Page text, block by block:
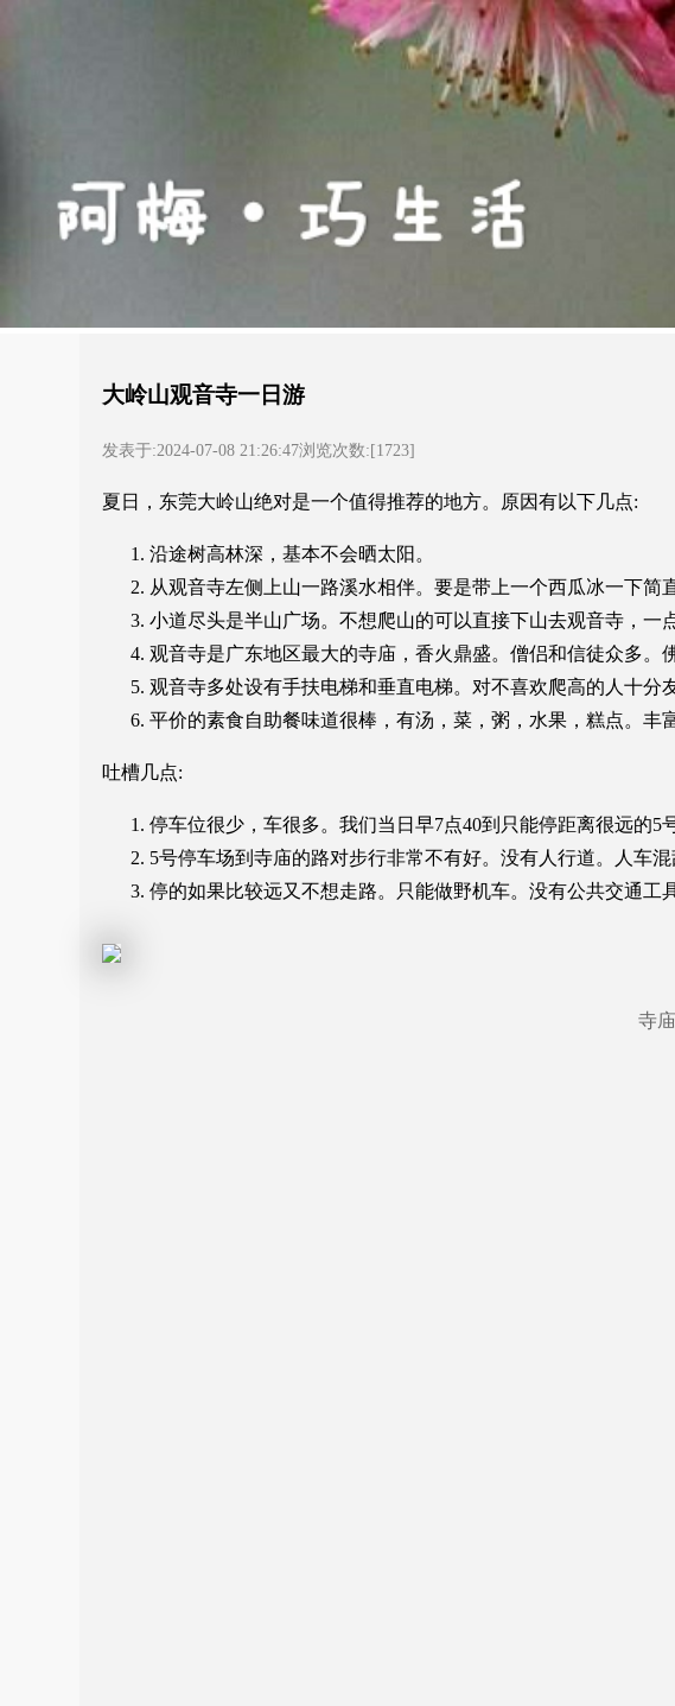
大岭山观音寺一日游
发表于:2024-07-08 21:26:47浏览次数:[1723]
夏日，东莞大岭山绝对是一个值得推荐的地方。原因有以下几点:
沿途树高林深，基本不会晒太阳。
从观音寺左侧上山一路溪水相伴。要是带上一个西瓜冰一下简
小道尽头是半山广场。不想爬山的可以直接下山去观音寺，一
观音寺是广东地区最大的寺庙，香火鼎盛。僧侣和信徒众多。
观音寺多处设有手扶电梯和垂直电梯。对不喜欢爬高的人十分
平价的素食自助餐味道很棒，有汤，菜，粥，水果，糕点。丰
吐槽几点:
停车位很少，车很多。我们当日早7点40到只能停距离很远的5
5号停车场到寺庙的路对步行非常不有好。没有人行道。人车
停的如果比较远又不想走路。只能做野机车。没有公共交通工
寺